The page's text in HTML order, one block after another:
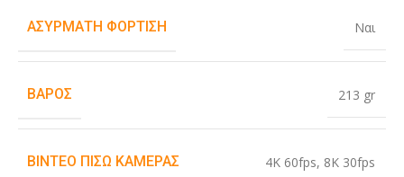
ΑΣΎΡΜΑΤΗ ΦΌΡΤΙΣΗ Ναι
ΒΆΡΟΣ 213 gr
ΒΊΝΤΕΟ ΠΊΣΩ ΚΆΜΕΡΑΣ 4K 60fps, 8K 30fps